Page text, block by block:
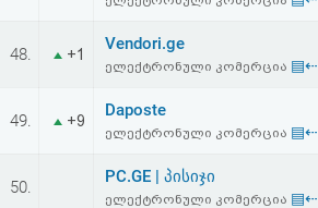
სალიცენზიო
შეთანხმება
პასუხისმგებლობის
უარყოფა
48. +1
Vendori.ge
ელექტრონული კომერცია ▤⇠
49. +9
Daposte
ელექტრონული კომერცია ▤⇠
50.
PC.GE | პისიჯი
ელექტრონული კომერცია ▤⇠